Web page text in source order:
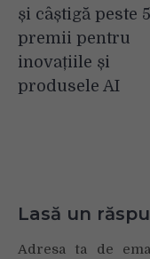
și câștigă peste
premii pentru
inovațiile și
produsele AI
Lasă un
Adresa ta de